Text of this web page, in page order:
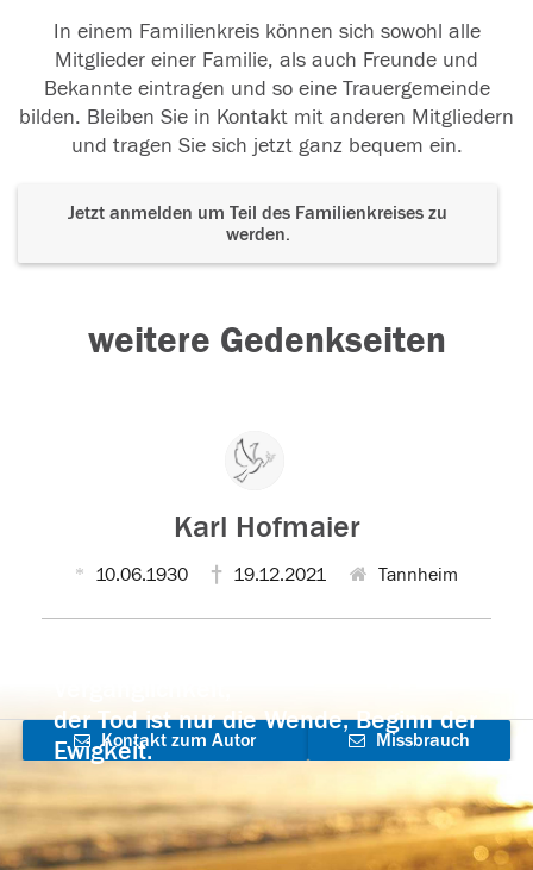
In einem Familienkreis können sich sowohl alle
Mitglieder einer Familie, als auch Freunde und
Bekannte eintragen und so eine Trauergemeinde
bilden. Bleiben Sie in Kontakt mit anderen Mitgliedern
und tragen Sie sich jetzt ganz bequem ein.
Jetzt anmelden um Teil des Familienkreises zu
werden.
weitere Gedenkseiten
Karl Hofmaier
10.06.1930 19.12.2021 Tannheim
der Tod ist nur die Wende, Beginn der
Ewigkeit.
Kontakt zum Autor
aufnehmen
Missbrauch